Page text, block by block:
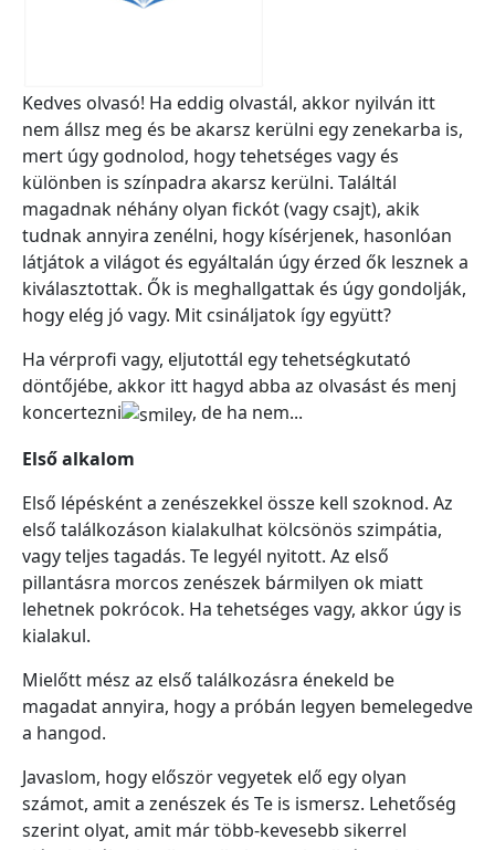
Kedves olvasó! Ha eddig olvastál, akkor nyilván itt
nem állsz meg és be akarsz kerülni egy zenekarba is,
mert úgy godnolod, hogy tehetséges vagy és
különben is színpadra akarsz kerülni. Találtál
magadnak néhány olyan fickót (vagy csajt), akik
tudnak annyira zenélni, hogy kísérjenek, hasonlóan
látjátok a világot és egyáltalán úgy érzed ők lesznek a
kiválasztottak. Ők is meghallgattak és úgy gondolják,
hogy elég jó vagy. Mit csináljatok így együtt?
Ha vérprofi vagy, eljutottál egy tehetségkutató
döntőjébe, akkor itt hagyd abba az olvasást és menj
koncertezni
, de ha nem...
Első alkalom
Első lépésként a zenészekkel össze kell szoknod. Az
első találkozáson kialakulhat kölcsönös szimpátia,
vagy teljes tagadás. Te legyél nyitott. Az első
pillantásra morcos zenészek bármilyen ok miatt
lehetnek pokrócok. Ha tehetséges vagy, akkor úgy is
kialakul.
Mielőtt mész az első találkozásra énekeld be
magadat annyira, hogy a próbán legyen bemelegedve
a hangod.
Javaslom, hogy először vegyetek elő egy olyan
számot, amit a zenészek és Te is ismersz. Lehetőség
szerint olyat, amit már több-kevesebb sikerrel